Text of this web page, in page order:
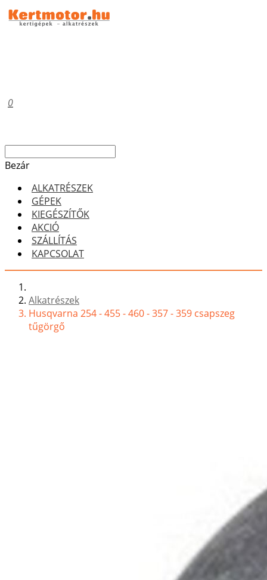
0
Bezár
ALKATRÉSZEK
GÉPEK
KIEGÉSZÍTŐK
AKCIÓ
SZÁLLÍTÁS
KAPCSOLAT
Alkatrészek
Husqvarna 254 - 455 - 460 - 357 - 359 csapszeg
tűgörgő